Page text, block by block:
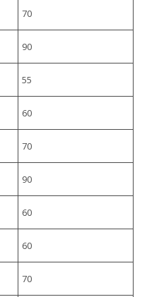
70
90
55
60
70
90
60
60
70